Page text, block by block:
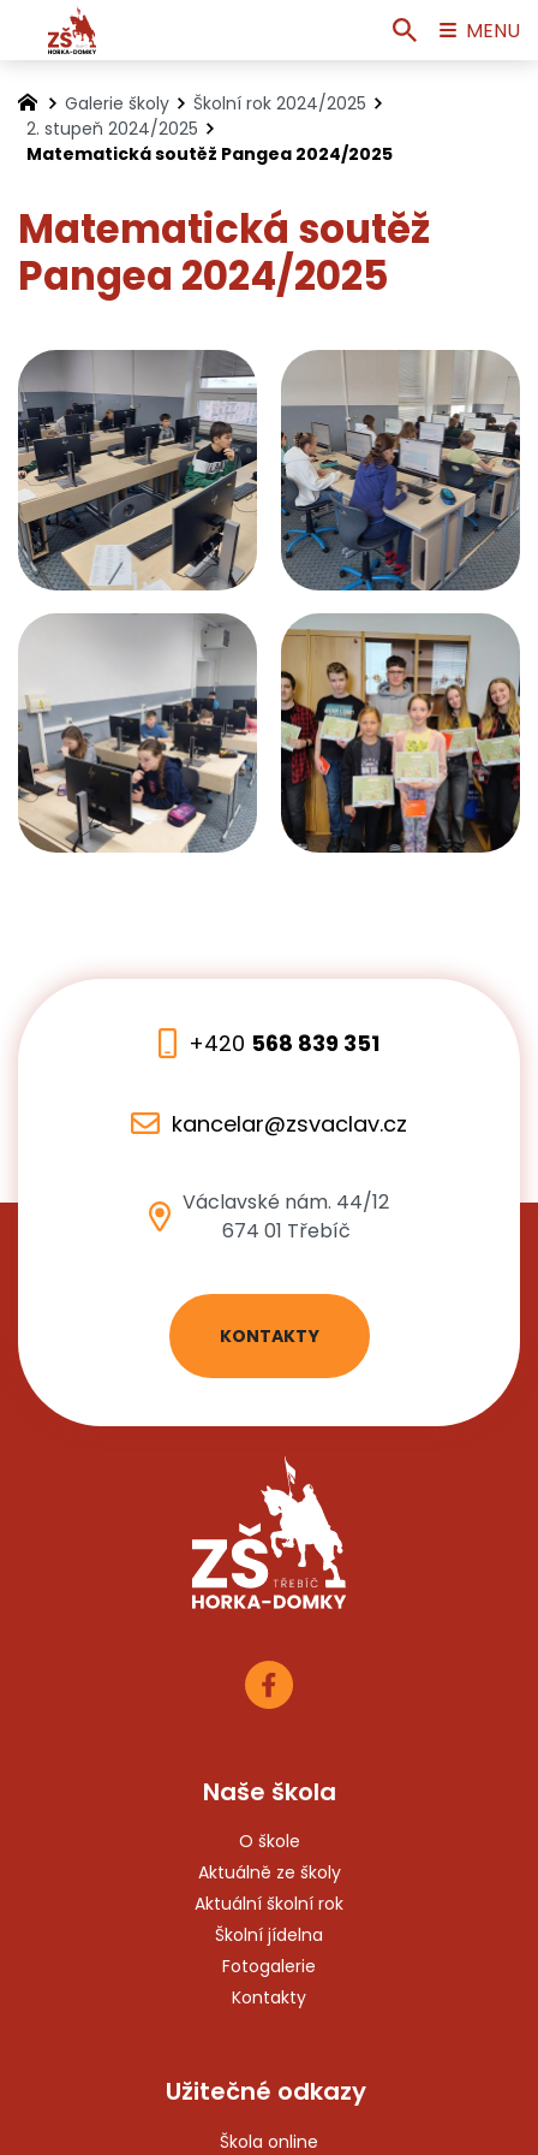
Galerie školy
Školní rok 2024/2025
2. stupeň 2024/2025
Matematická soutěž Pangea 2024/2025
Matematická soutěž
Pangea 2024/2025
+420 568 839 351
kancelar@zsvaclav.cz
Václavské nám. 44/12
674 01 Třebíč
KONTAKTY
Naše škola
O škole
Aktuálně ze školy
Aktuální školní rok
Školní jídelna
Fotogalerie
Kontakty
Užitečné odkazy
Škola online
MENU